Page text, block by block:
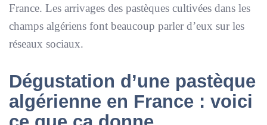
France. Les arrivages des pastèques cultivées dans les
champs algériens font beaucoup parler d’eux sur les
réseaux sociaux.
Dégustation d’une pastèque
algérienne en France : voici